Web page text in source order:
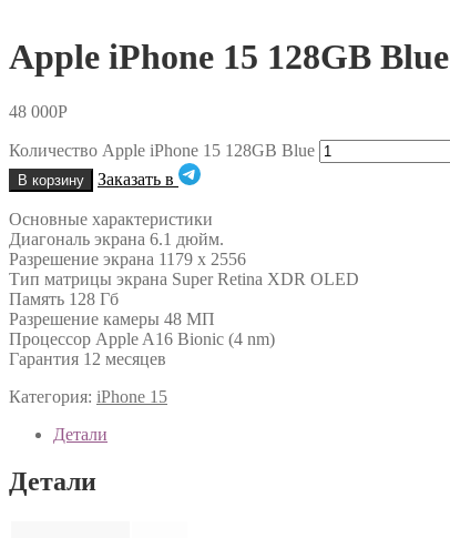
Apple iPhone 15 128GB Blue
48 000Р
Количество Apple iPhone 15 128GB Blue
В корзину Заказать в
Основные характеристики
Диагональ экрана 6.1 дюйм.
Разрешение экрана 1179 x 2556
Тип матрицы экрана Super Retina XDR OLED
Память 128 Гб
Разрешение камеры 48 МП
Процессор Apple A16 Bionic (4 nm)
Гарантия 12 месяцев
Категория: iPhone 15
Детали
Детали